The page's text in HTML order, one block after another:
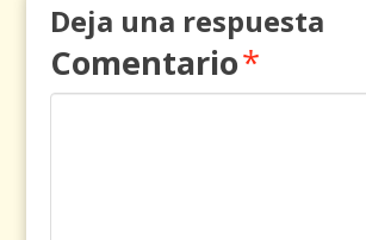
Deja una respuesta
Comentario*